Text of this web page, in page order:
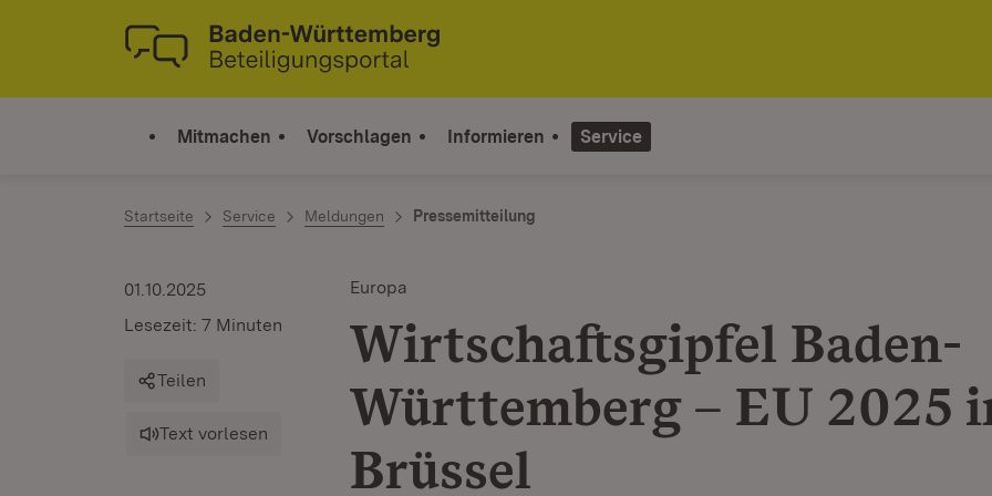
Zum Inhalt springen
Link zur Startseite
Mitmachen Vorschlagen Informieren Service
Startseite Service Meldungen Pressemitteilung
Europa
Wirtschaftsgipfel Baden-
Württemberg – EU 2025
Brüssel
01.10.2025
Lesezeit: 7 Minuten
Teilen
Text vorlesen